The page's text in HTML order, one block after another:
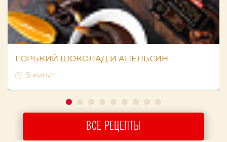
ГОРЬКИЙ ШОКОЛАД И АПЕЛЬСИН
5 минут
ВСЕ РЕЦЕПТЫ